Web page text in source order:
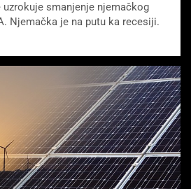
smanjenje njemačkog
Njemačka je na putu ka recesiji.